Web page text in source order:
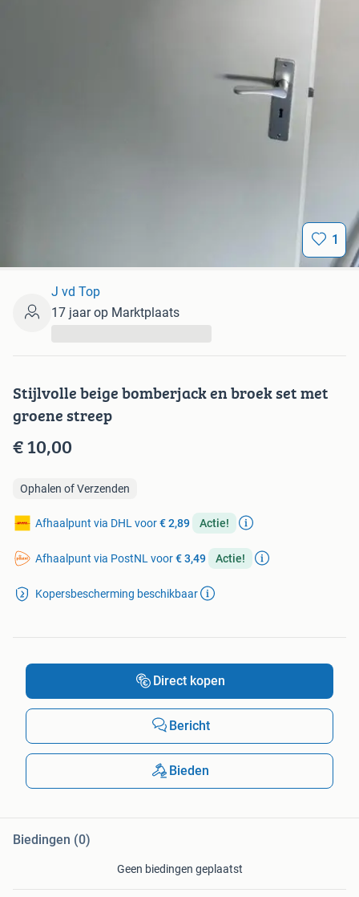
1
Stijlvolle beige bomberjack en broek set met
groene streep
€ 10,00
Ophalen of Verzenden
Afhaalpunt via DHL voor€ 2,89 Actie!
Afhaalpunt via PostNL voor€ 3,49 Actie!
Kopersbescherming beschikbaar
J vd Top
17 jaar op Marktplaats
Direct kopen
Bericht
Bieden
Biedingen (0)
Geen biedingen geplaatst